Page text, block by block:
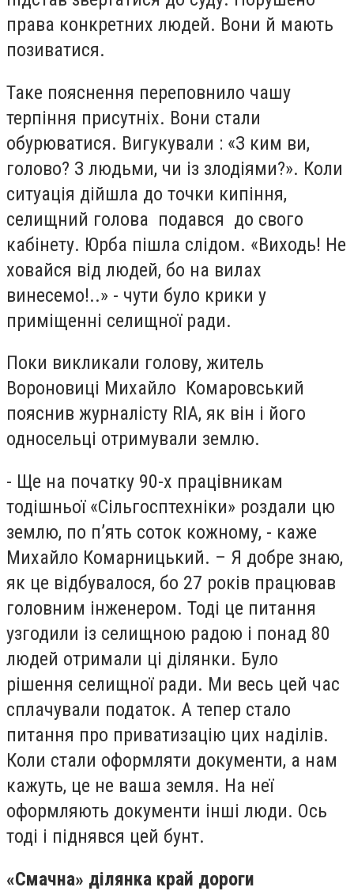
права конкретних людей. Вони й мають
позиватися.
Таке пояснення переповнило чашу
терпіння присутніх. Вони стали
обурюватися. Вигукували : «З ким ви,
голово? З людьми, чи із злодіями?». Коли
ситуація дійшла до точки кипіння,
селищний голова подався до свого
кабінету. Юрба пішла слідом. «Виходь! Не
ховайся від людей, бо на вилах
винесемо!..» - чути було крики у
приміщенні селищної ради.
Поки викликали голову, житель
Вороновиці Михайло Комаровський
пояснив журналісту RIA, як він і його
односельці отримували землю.
- Ще на початку 90-х працівникам
тодішньої «Сільгосптехніки» роздали цю
землю, по п’ять соток кожному, - каже
Михайло Комарницький. – Я добре знаю,
як це відбувалося, бо 27 років працював
головним інженером. Тоді це питання
узгодили із селищною радою і понад 80
людей отримали ці ділянки. Було
рішення селищної ради. Ми весь цей час
сплачували податок. А тепер стало
питання про приватизацію цих наділів.
Коли стали оформляти документи, а нам
кажуть, це не ваша земля. На неї
оформляють документи інші люди. Ось
тоді і піднявся цей бунт.
«Смачна» ділянка край дороги